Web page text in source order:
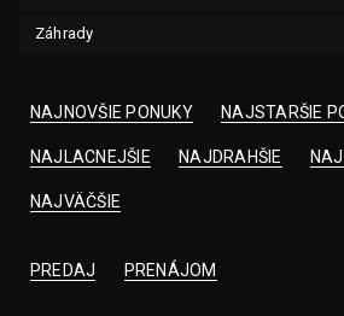
Záhrady
NAJNOVŠIE PONUKY NAJSTARŠIE
NAJLACNEJŠIE NAJDRAHŠIE
NAJVÄČŠIE
PREDAJ PRENÁJOM